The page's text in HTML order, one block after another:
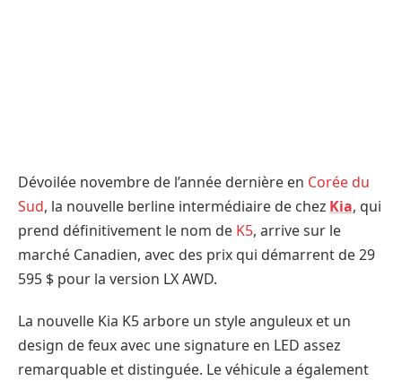
Dévoilée novembre de l’année dernière en Corée du
Sud, la nouvelle berline intermédiaire de chez Kia, qui
prend définitivement le nom de K5, arrive sur le
marché Canadien, avec des prix qui démarrent de 29
595 $ pour la version LX AWD.
La nouvelle Kia K5 arbore un style anguleux et un
design de feux avec une signature en LED assez
remarquable et distinguée. Le véhicule a également